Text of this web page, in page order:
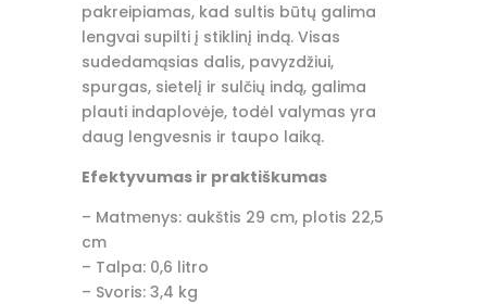
pakreipiamas, kad sultis būtų galima
lengvai supilti į stiklinį indą. Visas
sudedamąsias dalis, pavyzdžiui,
spurgas, sietelį ir sulčių indą, galima
plauti indaplovėje, todėl valymas yra
daug lengvesnis ir taupo laiką.
Efektyvumas ir praktiškumas
– Matmenys: aukštis 29 cm, plotis 22,5
cm
– Talpa: 0,6 litro
– Svoris: 3,4 kg